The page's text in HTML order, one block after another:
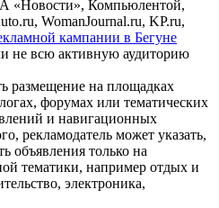
«Новости», Компьюлентой,
WomanJournal.ru, KP.ru,
кампании в Бегуне
не всю активную аудиторию
размещение на площадках
форумах или тематических
и навигационных
рекламодатель может указать,
объявления только на
тематики, например отдых и
электроника,